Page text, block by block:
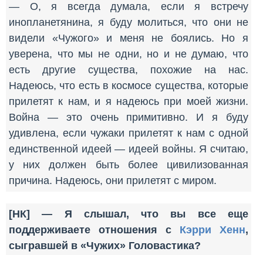
— О, я всегда думала, если я встречу
инопланетянина, я буду молиться, что они не
видели «Чужого» и меня не боялись. Но я
уверена, что мы не одни, но и не думаю, что
есть другие существа, похожие на нас.
Надеюсь, что есть в космосе существа, которые
прилетят к нам, и я надеюсь при моей жизни.
Война — это очень примитивно. И я буду
удивлена, если чужаки прилетят к нам с одной
единственной идеей — идеей войны. Я считаю,
у них должен быть более цивилизованная
причина. Надеюсь, они прилетят с миром.
[НК] — Я слышал, что вы все еще
поддерживаете отношения с Кэрри Хенн,
сыгравшей в «Чужих» Головастика?